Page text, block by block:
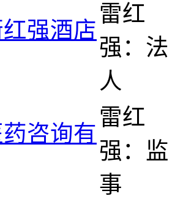
强酒店
雷红
强：法
人
咨询有
雷红
强：监
事